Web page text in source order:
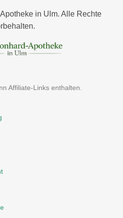
in Ulm. Alle Rechte
Affiliate-Links enthalten.